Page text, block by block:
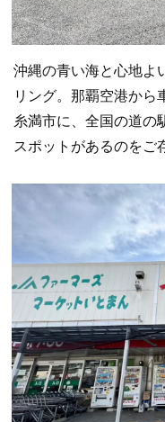
沖縄の青い海と心地よ
リング。那覇空港から
糸満市に、全国の道の
スポットがあるのをご